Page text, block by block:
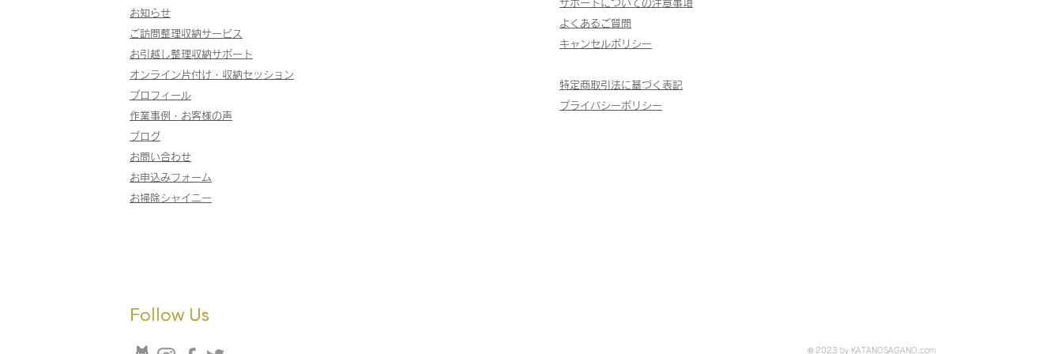
お知らせ
ご訪問整理収納サービス
お引越し整理収納サポート
オンライン片付け・収納セッション
プロフィール
作業事例
・ お客様の声
ブログ
お問い合わせ
お申込みフォーム
​お掃除シャイニー
サポートについての注意事項
よくあるご質問
キャンセルポリシー
特定商取引法に基づく表記
​プライバシーポリシー
Follow Us
Follow Us
© 2023 by KATANOSAGANO.com